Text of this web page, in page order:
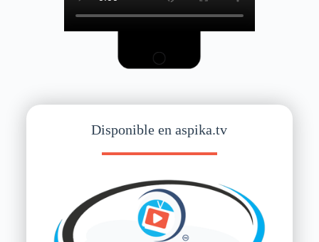
Disponible en aspika.tv